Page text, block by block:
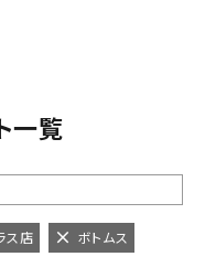
一覧
ス店 ボトムス